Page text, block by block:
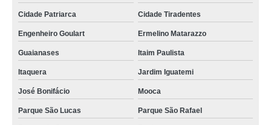
Cidade Patriarca Cidade Tiradentes
Engenheiro Goulart Ermelino Matarazzo
Guaianases Itaim Paulista
Itaquera Jardim Iguatemi
José Bonifácio Mooca
Parque São Lucas Parque São Rafael